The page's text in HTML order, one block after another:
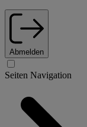
Abmelden
Seiten Navigation